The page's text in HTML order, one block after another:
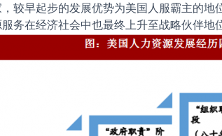
较早起步的发展优势为美国人服霸主的
务在经济社会中也最终上升至战略伙伴地